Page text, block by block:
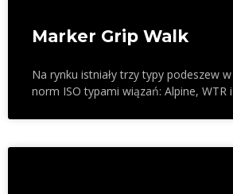
Marker Grip Walk
Na rynku istniały trzy typy podeszew
norm ISO typami wiązań: Alpine,